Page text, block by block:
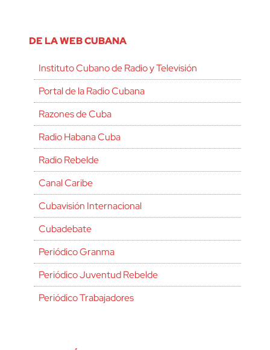
DE LA WEB CUBANA
Instituto Cubano de Radio y Televisión
Portal de la Radio Cubana
Razones de Cuba
Radio Habana Cuba
Radio Rebelde
Canal Caribe
Cubavisión Internacional
Cubadebate
Periódico Granma
Periódico Juventud Rebelde
Periódico Trabajadores